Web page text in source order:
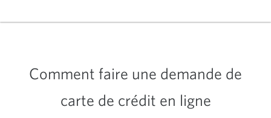
Comment faire une demande de
carte de crédit en ligne